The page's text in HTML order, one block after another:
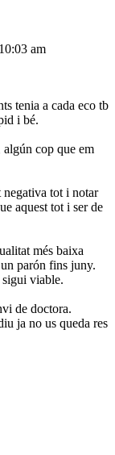
am
tenia a cada eco tb
i bé.
algún cop que em
negativa tot i notar
aquest tot i ser de
més baixa
parón fins juny.
sigui viable.
de doctora.
ja no us queda res